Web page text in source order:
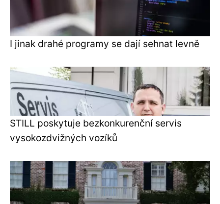
I jinak drahé programy se dají sehnat levně
STILL poskytuje bezkonkurenční servis
vysokozdvižných vozíků